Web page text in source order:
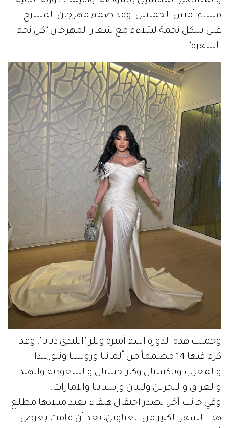
مساء أمس الخميس، وقد صمم مهرجان المسرح
على شكل نجمة ليتلاءم مع شعار المهرجان "كن نجم
السهرة".
وحملت هذه الدورة اسم أميرة ويلز "الليدي ديانا"، وقد
كرم فيها 14 مصمماً من ألمانيا وروسيا ونيوزلندا
والمغرب وباكستان وكازاخستان والسعودية والهند
والعراق والبحرين ولبنان وإسبانيا والإمارات.
وفي جانب آخر، تصدر احتفال هيفاء بعيد ميلادها مطلع
هذا الشهر الكثير من العناوين، بعد أن قامت بعرض